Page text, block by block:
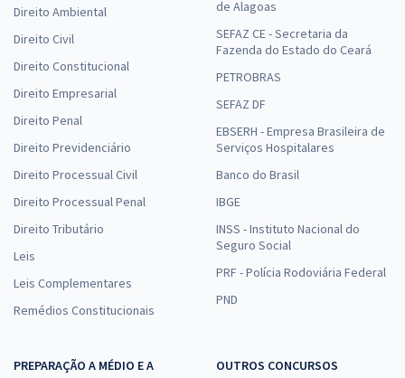
Direito Ambiental
Direito Civil
Direito Constitucional
Direito Empresarial
Direito Penal
Direito Previdenciário
Direito Processual Civil
Direito Processual Penal
Direito Tributário
Leis
Leis Complementares
Remédios Constitucionais
de Alagoas
SEFAZ CE - Secretaria da
Fazenda do Estado do Ceará
PETROBRAS
SEFAZ DF
EBSERH - Empresa Brasileira de
Serviços Hospitalares
Banco do Brasil
IBGE
INSS - Instituto Nacional do
Seguro Social
PRF - Polícia Rodoviária Federal
PND
PREPARAÇÃO A MÉDIO E A
OUTROS CONCURSOS